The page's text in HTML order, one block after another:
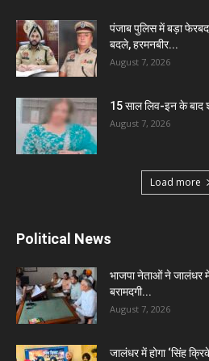
पंजाब पुलिस में बड़ा
बदले, हरमनबीर...
August 7, 2026
15 साल लिव-इन के बाद
August 7, 2026
Load more
Political News
भाजपा नेताओं ने जालंधर
बरामदगी...
August 7, 2026
जालंधर में होगा ‘सिंह